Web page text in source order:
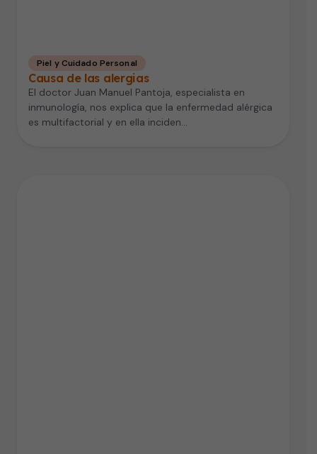
Piel y Cuidado Personal
Causa de las alergias
El doctor Juan Manuel Pantoja, especialista en
inmunología, nos explica que la enfermedad alérgica
es multifactorial y en ella inciden…